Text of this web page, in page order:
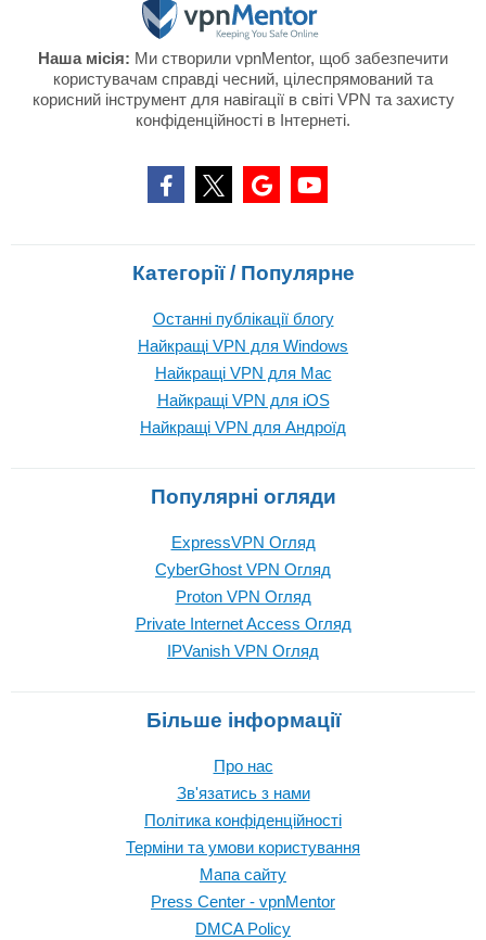
Наша місія: Ми створили vpnMentor, щоб забезпечити
користувачам справді чесний, цілеспрямований та
корисний інструмент для навігації в світі VPN та захисту
конфіденційності в Інтернеті.
Категорії / Популярне
Останні публікації блогу
Найкращі VPN для Windows
Найкращі VPN для Mac
Найкращі VPN для iOS
Найкращі VPN для Андроїд
Популярні огляди
ExpressVPN Огляд
CyberGhost VPN Огляд
Proton VPN Огляд
Private Internet Access Огляд
IPVanish VPN Огляд
Більше інформації
Про нас
Зв'язатись з нами
Політика конфіденційності
Терміни та умови користування
Мапа сайту
Press Center - vpnMentor
DMCA Policy